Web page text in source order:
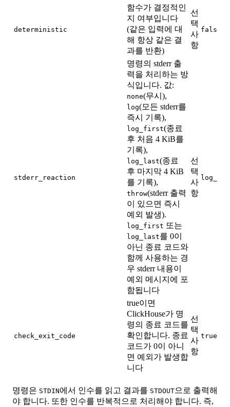
deterministic
함수가 결정적인
지 여부입니다
(같은 입력에 대
해 항상 같은 결
과를 반환)
선
택
사
항
false
stderr_reaction
명령의 stderr 출
력을 처리하는 방
식입니다. 값:
none(무시),
log(모든 stderr를
즉시 기록),
log_first(종료
후 처음 4 KiB를
기록),
log_last(종료
후 마지막 4 KiB
를 기록),
throw(stderr 출력
이 있으면 즉시
예외 발생).
log_first 또는
log_last를 0이
아닌 종료 코드와
함께 사용하는 경
우 stderr 내용이
예외 메시지에 포
함됩니다
선
택
사
항
check_exit_code
true이면
ClickHouse가 명
령의 종료 코드를
확인합니다. 종료
코드가 0이 아니
면 예외가 발생합
니다
선
택
사
항
true
명령은 STDIN에서 인수를 읽고 결과를 STDOUT으로 출력해
야 합니다. 또한 인수를 반복적으로 처리해야 합니다. 즉,